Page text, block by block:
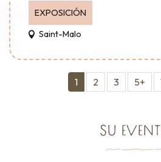
EXPOSICIÓN
Saint-Malo
1 2 3 5+
SU